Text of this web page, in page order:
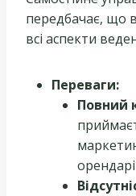
передбачає, що
всі аспекти
Переваги:
Повний